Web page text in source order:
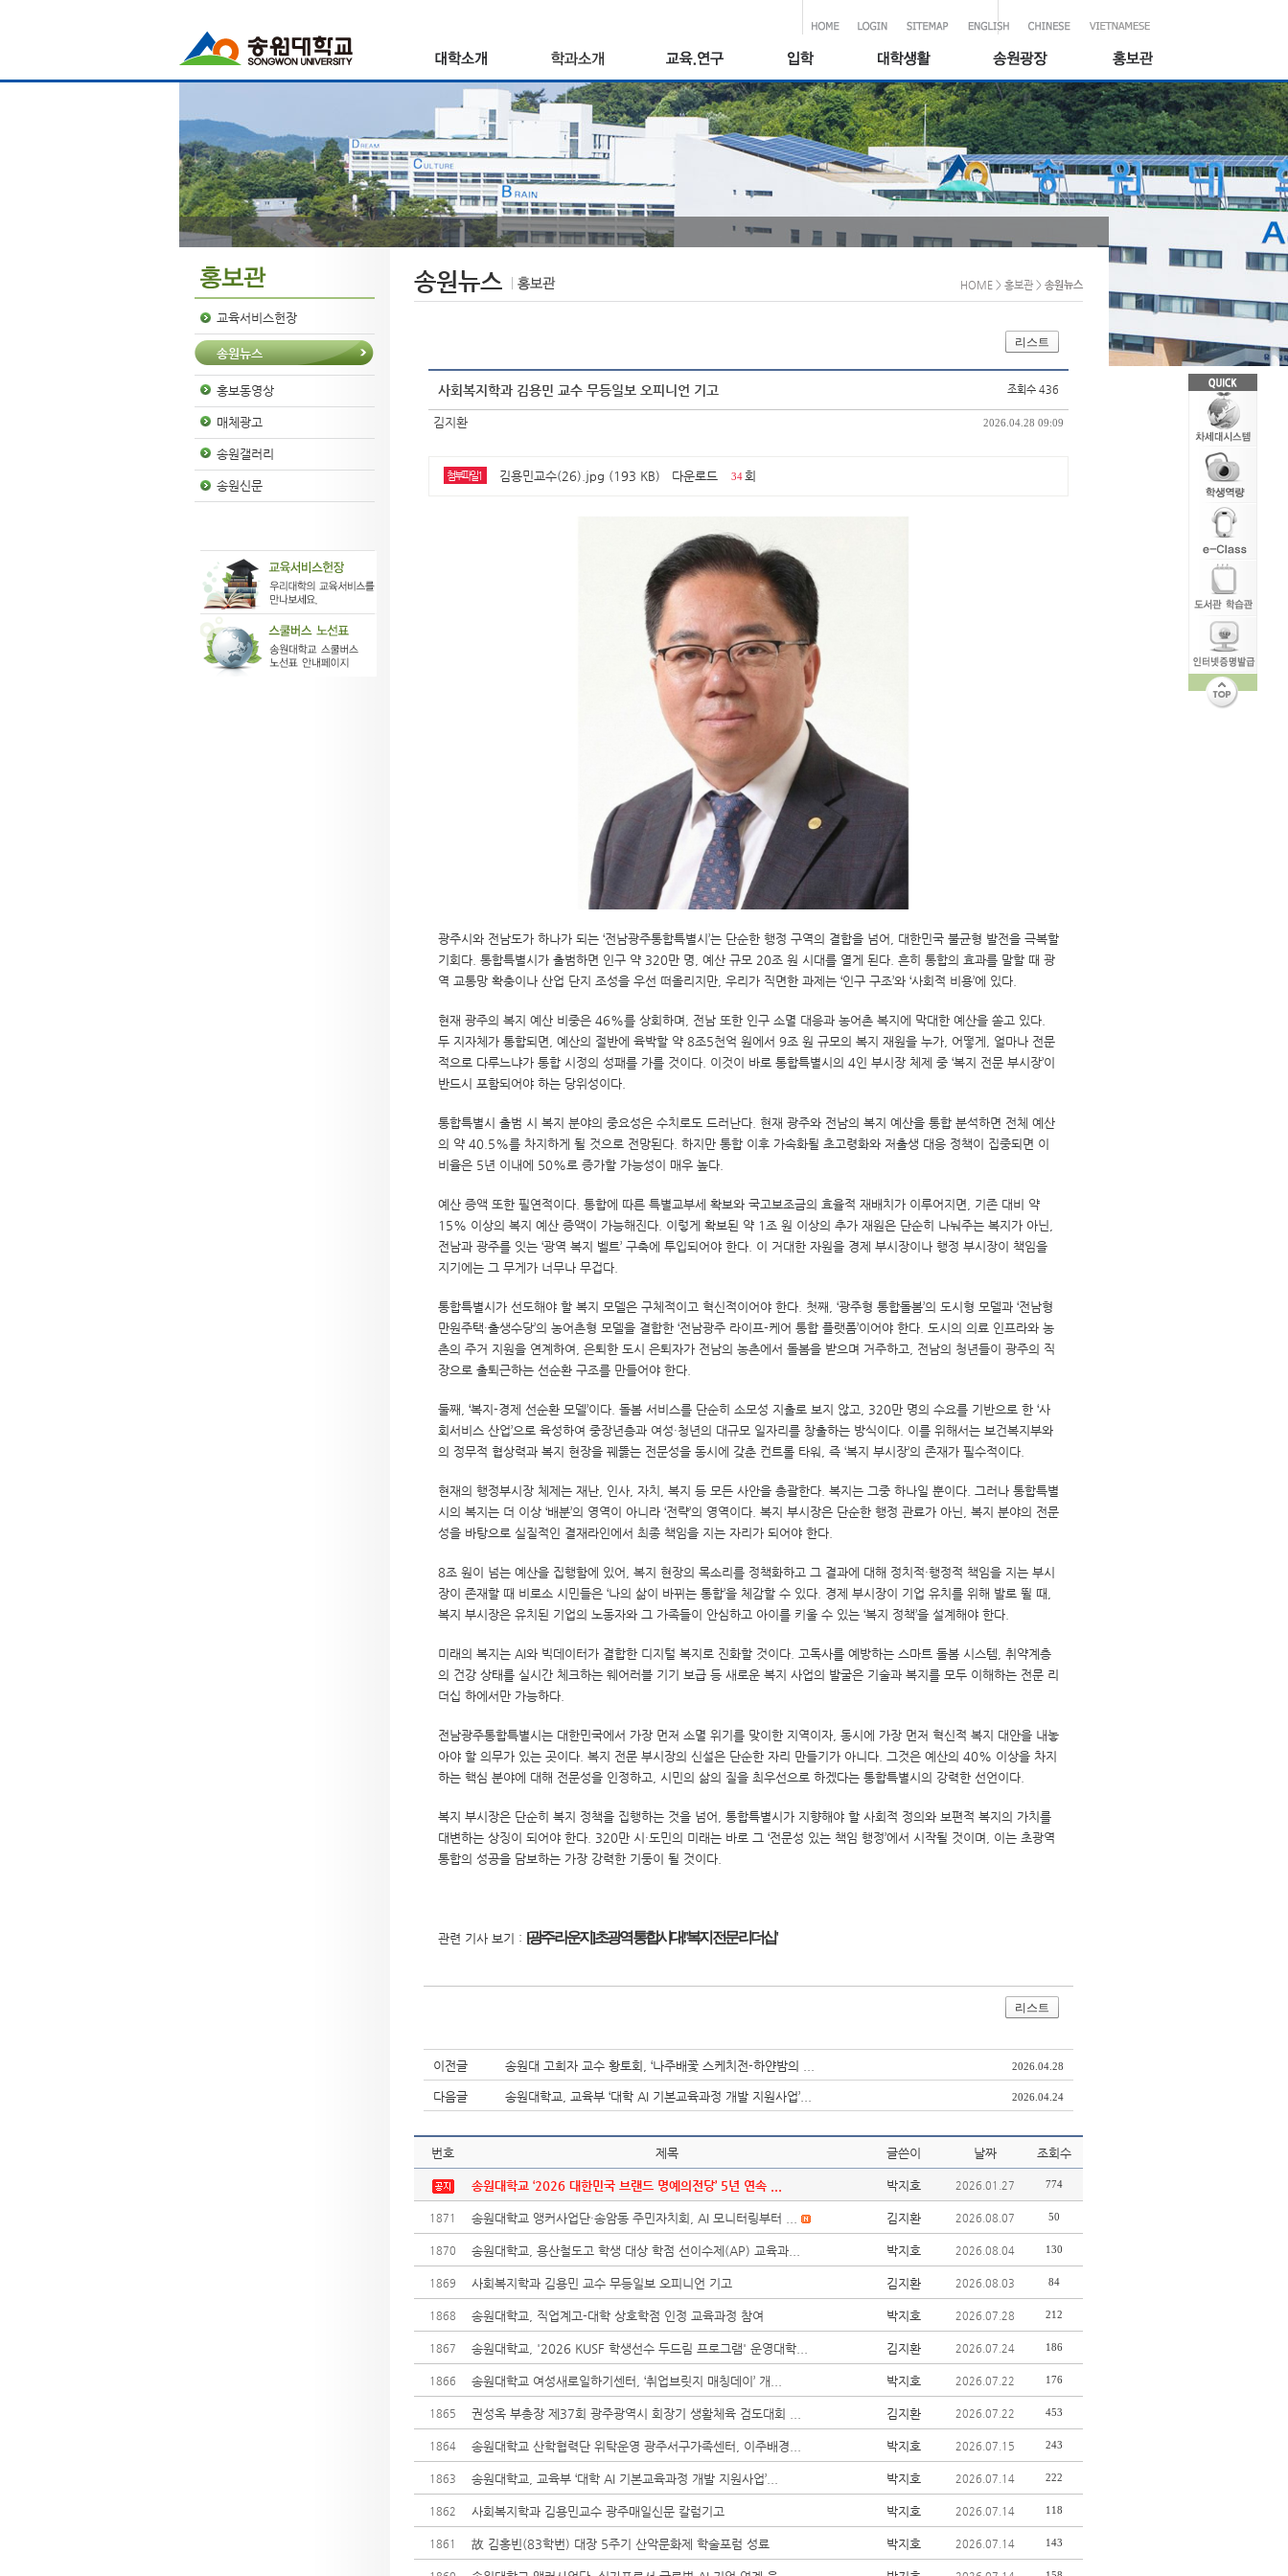
교육서비스헌장
송원뉴스
홍보동영상
매체광고
송원갤러리
송원신문
송원뉴스 HOME > 홍보관 > 송원뉴스
리스트
사회복지학과 김용민 교수 무등일보 오피니언 기고 조회수 436
김지환 2026.04.28 09:09
첨부파일1 김용민교수(26).jpg (193 KB) 다운로드 34 회
광주시와 전남도가 하나가 되는 ‘전남광주통합특별시’는 단순한 행정 구역의 결합을 넘어, 대한민국 불균형 발전을 극복할
기회다. 통합특별시가 출범하면 인구 약 320만 명, 예산 규모 20조 원 시대를 열게 된다. 흔히 통합의 효과를 말할 때 광
역 교통망 확충이나 산업 단지 조성을 우선 떠올리지만, 우리가 직면한 과제는 ‘인구 구조’와 ‘사회적 비용’에 있다.
현재 광주의 복지 예산 비중은 46%를 상회하며, 전남 또한 인구 소멸 대응과 농어촌 복지에 막대한 예산을 쏟고 있다.
두 지자체가 통합되면, 예산의 절반에 육박할 약 8조5천억 원에서 9조 원 규모의 복지 재원을 누가, 어떻게, 얼마나 전문
적으로 다루느냐가 통합 시정의 성패를 가를 것이다. 이것이 바로 통합특별시의 4인 부시장 체제 중 ‘복지 전문 부시장’이
반드시 포함되어야 하는 당위성이다.
통합특별시 출범 시 복지 분야의 중요성은 수치로도 드러난다. 현재 광주와 전남의 복지 예산을 통합 분석하면 전체 예산
의 약 40.5%를 차지하게 될 것으로 전망된다. 하지만 통합 이후 가속화될 초고령화와 저출생 대응 정책이 집중되면 이
비율은 5년 이내에 50%로 증가할 가능성이 매우 높다.
예산 증액 또한 필연적이다. 통합에 따른 특별교부세 확보와 국고보조금의 효율적 재배치가 이루어지면, 기존 대비 약
15% 이상의 복지 예산 증액이 가능해진다. 이렇게 확보된 약 1조 원 이상의 추가 재원은 단순히 나눠주는 복지가 아닌,
전남과 광주를 잇는 ‘광역 복지 벨트’ 구축에 투입되어야 한다. 이 거대한 자원을 경제 부시장이나 행정 부시장이 책임을
지기에는 그 무게가 너무나 무겁다.
통합특별시가 선도해야 할 복지 모델은 구체적이고 혁신적이어야 한다. 첫째, ‘광주형 통합돌봄’의 도시형 모델과 ‘전남형
만원주택·출생수당’의 농어촌형 모델을 결합한 ‘전남광주 라이프-케어 통합 플랫폼’이어야 한다. 도시의 의료 인프라와 농
촌의 주거 지원을 연계하여, 은퇴한 도시 은퇴자가 전남의 농촌에서 돌봄을 받으며 거주하고, 전남의 청년들이 광주의 직
장으로 출퇴근하는 선순환 구조를 만들어야 한다.
둘째, ‘복지-경제 선순환 모델’이다. 돌봄 서비스를 단순히 소모성 지출로 보지 않고, 320만 명의 수요를 기반으로 한 ‘사
회서비스 산업’으로 육성하여 중장년층과 여성·청년의 대규모 일자리를 창출하는 방식이다. 이를 위해서는 보건복지부와
의 정무적 협상력과 복지 현장을 꿰뚫는 전문성을 동시에 갖춘 컨트롤 타워, 즉 ‘복지 부시장’의 존재가 필수적이다.
현재의 행정부시장 체제는 재난, 인사, 자치, 복지 등 모든 사안을 총괄한다. 복지는 그중 하나일 뿐이다. 그러나 통합특별
시의 복지는 더 이상 ‘배분’의 영역이 아니라 ‘전략’의 영역이다. 복지 부시장은 단순한 행정 관료가 아닌, 복지 분야의 전문
성을 바탕으로 실질적인 결재라인에서 최종 책임을 지는 자리가 되어야 한다.
8조 원이 넘는 예산을 집행함에 있어, 복지 현장의 목소리를 정책화하고 그 결과에 대해 정치적·행정적 책임을 지는 부시
장이 존재할 때 비로소 시민들은 ‘나의 삶이 바뀌는 통합’을 체감할 수 있다. 경제 부시장이 기업 유치를 위해 발로 뛸 때,
복지 부시장은 유치된 기업의 노동자와 그 가족들이 안심하고 아이를 키울 수 있는 ‘복지 정책’을 설계해야 한다.
미래의 복지는 AI와 빅데이터가 결합한 디지털 복지로 진화할 것이다. 고독사를 예방하는 스마트 돌봄 시스템, 취약계층
의 건강 상태를 실시간 체크하는 웨어러블 기기 보급 등 새로운 복지 사업의 발굴은 기술과 복지를 모두 이해하는 전문 리
더십 하에서만 가능하다.
전남광주통합특별시는 대한민국에서 가장 먼저 소멸 위기를 맞이한 지역이자, 동시에 가장 먼저 혁신적 복지 대안을 내놓
아야 할 의무가 있는 곳이다. 복지 전문 부시장의 신설은 단순한 자리 만들기가 아니다. 그것은 예산의 40% 이상을 차지
하는 핵심 분야에 대해 전문성을 인정하고, 시민의 삶의 질을 최우선으로 하겠다는 통합특별시의 강력한 선언이다.
복지 부시장은 단순히 복지 정책을 집행하는 것을 넘어, 통합특별시가 지향해야 할 사회적 정의와 보편적 복지의 가치를
대변하는 상징이 되어야 한다. 320만 시·도민의 미래는 바로 그 ‘전문성 있는 책임 행정’에서 시작될 것이며, 이는 초광역
통합의 성공을 담보하는 가장 강력한 기둥이 될 것이다.
관련 기사 보기 : [광주 라운지] 초광역 통합시대! '복지 전문 리더십'
리스트
이전글 송원대 고희자 교수 황토회, ‘나주배꽃 스케치전-하얀밤의 ... 2026.04.28
다음글 송원대학교, 교육부 ‘대학 AI 기본교육과정 개발 지원사업’... 2026.04.24
번호 제목 글쓴이 날짜 조회수
송원대학교 ‘2026 대한민국 브랜드 명예의전당’ 5년 연속 ... 박지호 2026.01.27 774
1871 송원대학교 앵커사업단·송암동 주민자치회, AI 모니터링부터 ... 김지환 2026.08.07 50
1870 송원대학교, 용산철도고 학생 대상 학점 선이수제(AP) 교육과... 박지호 2026.08.04 130
1869 사회복지학과 김용민 교수 무등일보 오피니언 기고 김지환 2026.08.03 84
1868 송원대학교, 직업계고-대학 상호학점 인정 교육과정 참여 박지호 2026.07.28 212
1867 송원대학교, '2026 KUSF 학생선수 두드림 프로그램' 운영대학... 김지환 2026.07.24 186
1866 송원대학교 여성새로일하기센터, ‘취업브릿지 매칭데이’ 개... 박지호 2026.07.22 176
1865 권성옥 부총장 제37회 광주광역시 회장기 생활체육 검도대회 ... 김지환 2026.07.22 453
1864 송원대학교 산학협력단 위탁운영 광주서구가족센터, 이주배경... 박지호 2026.07.15 243
1863 송원대학교, 교육부 ‘대학 AI 기본교육과정 개발 지원사업’... 박지호 2026.07.14 222
1862 사회복지학과 김용민교수 광주매일신문 칼럼기고 박지호 2026.07.14 118
1861 故 김홍빈(83학번) 대장 5주기 산악문화제 학술포럼 성료 박지호 2026.07.14 143